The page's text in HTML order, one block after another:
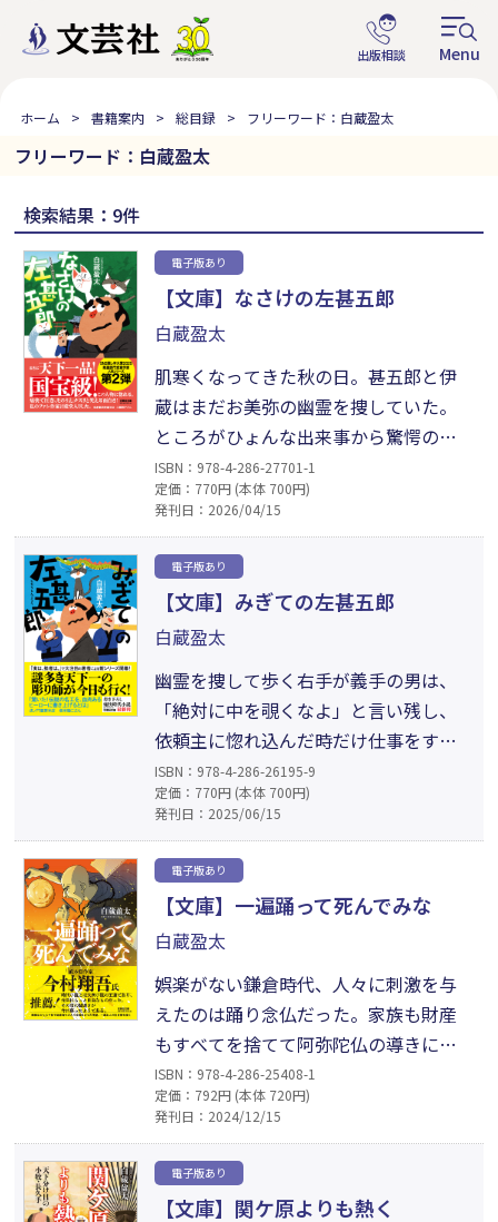
ホーム 書籍案内 総目録 フリーワード：白蔵盈太
フリーワード：白蔵盈太
検索結果：9件
電子版あり
【文庫】なさけの左甚五郎
白蔵盈太
肌寒くなってきた秋の日。甚五郎と伊
蔵はまだお美弥の幽霊を捜していた。
ところがひょんな出来事から驚愕の事
実が判明する。お美弥の身に起きた悲
劇の鍵となるのは、かつて甚五郎が弁
天様と交わした約束だった。政五郎と
伊蔵のなさけを受け止めて、甚五郎は愛
しい妻の魂を成仏させることができる
のか。『みぎての左甚五郎』に続く痛
快時代小説、待望の第2弾！
ISBN：978-4-286-27701-1
定価：770円 (本体 700円)
発刊日：2026/04/15
電子版あり
【文庫】みぎての左甚五郎
白蔵盈太
幽霊を捜して歩く右手が義手の男は、
「絶対に中を覗くなよ」と言い残し、
依頼主に惚れ込んだ時だけ仕事をす
る。「天下一の彫り物職人、左甚五郎
たぁ、俺のことだっ！」理不尽な事態
に巻き込まれて困っている人を放って
おけない、謎多き男・甚五郎。今は亡
き妻への想いを胸に、江戸へと向かう
道中で降りかかる厄介事をおのれの
「みぎて」で解決する、人情時代小説
ついに開幕！
ISBN：978-4-286-26195-9
定価：770円 (本体 700円)
発刊日：2025/06/15
電子版あり
【文庫】一遍踊って死んでみな
白蔵盈太
娯楽がない鎌倉時代、人々に刺激を与
えたのは踊り念仏だった。家族も財産
もすべてを捨てて阿弥陀仏の導きに従
う一遍は、念仏を唱えて日本全国を行
脚する。一遍とともに僧達が床板を叩
仏、上昇する心拍数を表すかのような
鉦の音。時衆が繰り広げる激しいパフ
ISBN：978-4-286-25408-1
定価：792円 (本体 720円)
発刊日：2024/12/15
電子版あり
【文庫】関ケ原よりも熱く